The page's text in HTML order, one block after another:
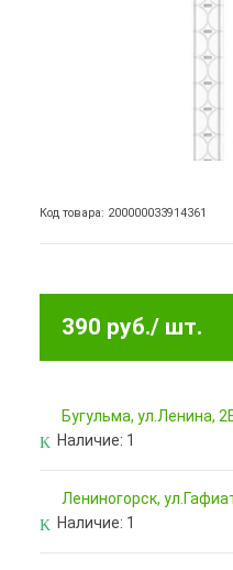
Код товара: 200000033914361
390 руб./ шт.
Бугульма,
Наличие: 1
Лениногорск,
Наличие: 1